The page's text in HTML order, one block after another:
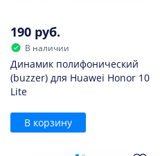
190 руб.
В наличии
Динамик полифонический
(buzzer) для Huawei Honor 10
Lite
В корзину